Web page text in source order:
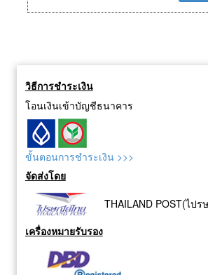
วิธีการชำระเงิน
โอนเงินเข้าบัญชีธนาคาร
ขั้นตอนการชำระเงิน >>>
จัดส่งโดย
THAILAND POST(ไป
เครื่องหมายรับรอง